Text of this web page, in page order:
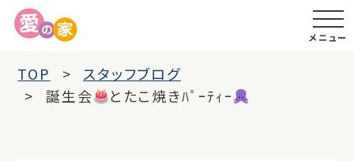
メニュー
TOP
スタッフブログ
誕生会
とたこ焼きﾊﾟｰﾃｨｰ